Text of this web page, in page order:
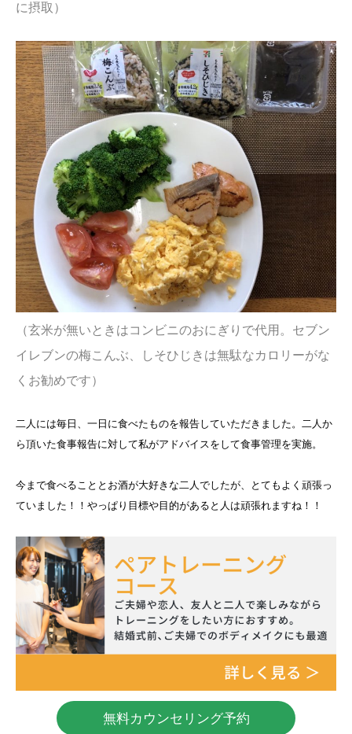
に摂取）
（玄米が無いときはコンビニのおにぎりで代用。セブン
イレブンの梅こんぶ、しそひじきは無駄なカロリーがな
くお勧めです）
二人には毎日、一日に食べたものを報告していただきました。二人か
ら頂いた食事報告に対して私がアドバイスをして食事管理を実施。
今まで食べることとお酒が大好きな二人でしたが、とてもよく頑張っ
ていました！！やっぱり目標や目的があると人は頑張れますね！！
無料カウンセリング予約